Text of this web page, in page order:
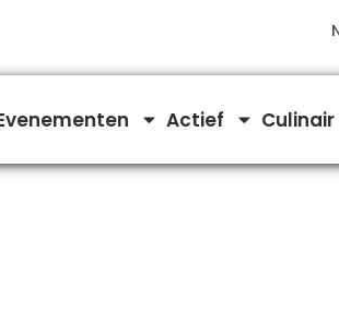
Actief Culinair